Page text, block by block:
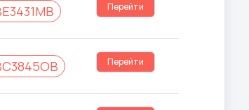
Перейти
Перейти